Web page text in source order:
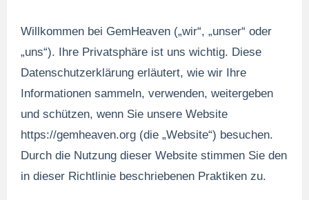
Willkommen bei GemHeaven („wir“, „unser“ oder
„uns“). Ihre Privatsphäre ist uns wichtig. Diese
Datenschutzerklärung erläutert, wie wir Ihre
Informationen sammeln, verwenden, weitergeben
und schützen, wenn Sie unsere Website
https://gemheaven.org (die „Website“) besuchen.
Durch die Nutzung dieser Website stimmen Sie den
in dieser Richtlinie beschriebenen Praktiken zu.